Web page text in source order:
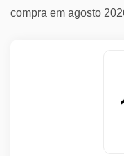
compra em agosto